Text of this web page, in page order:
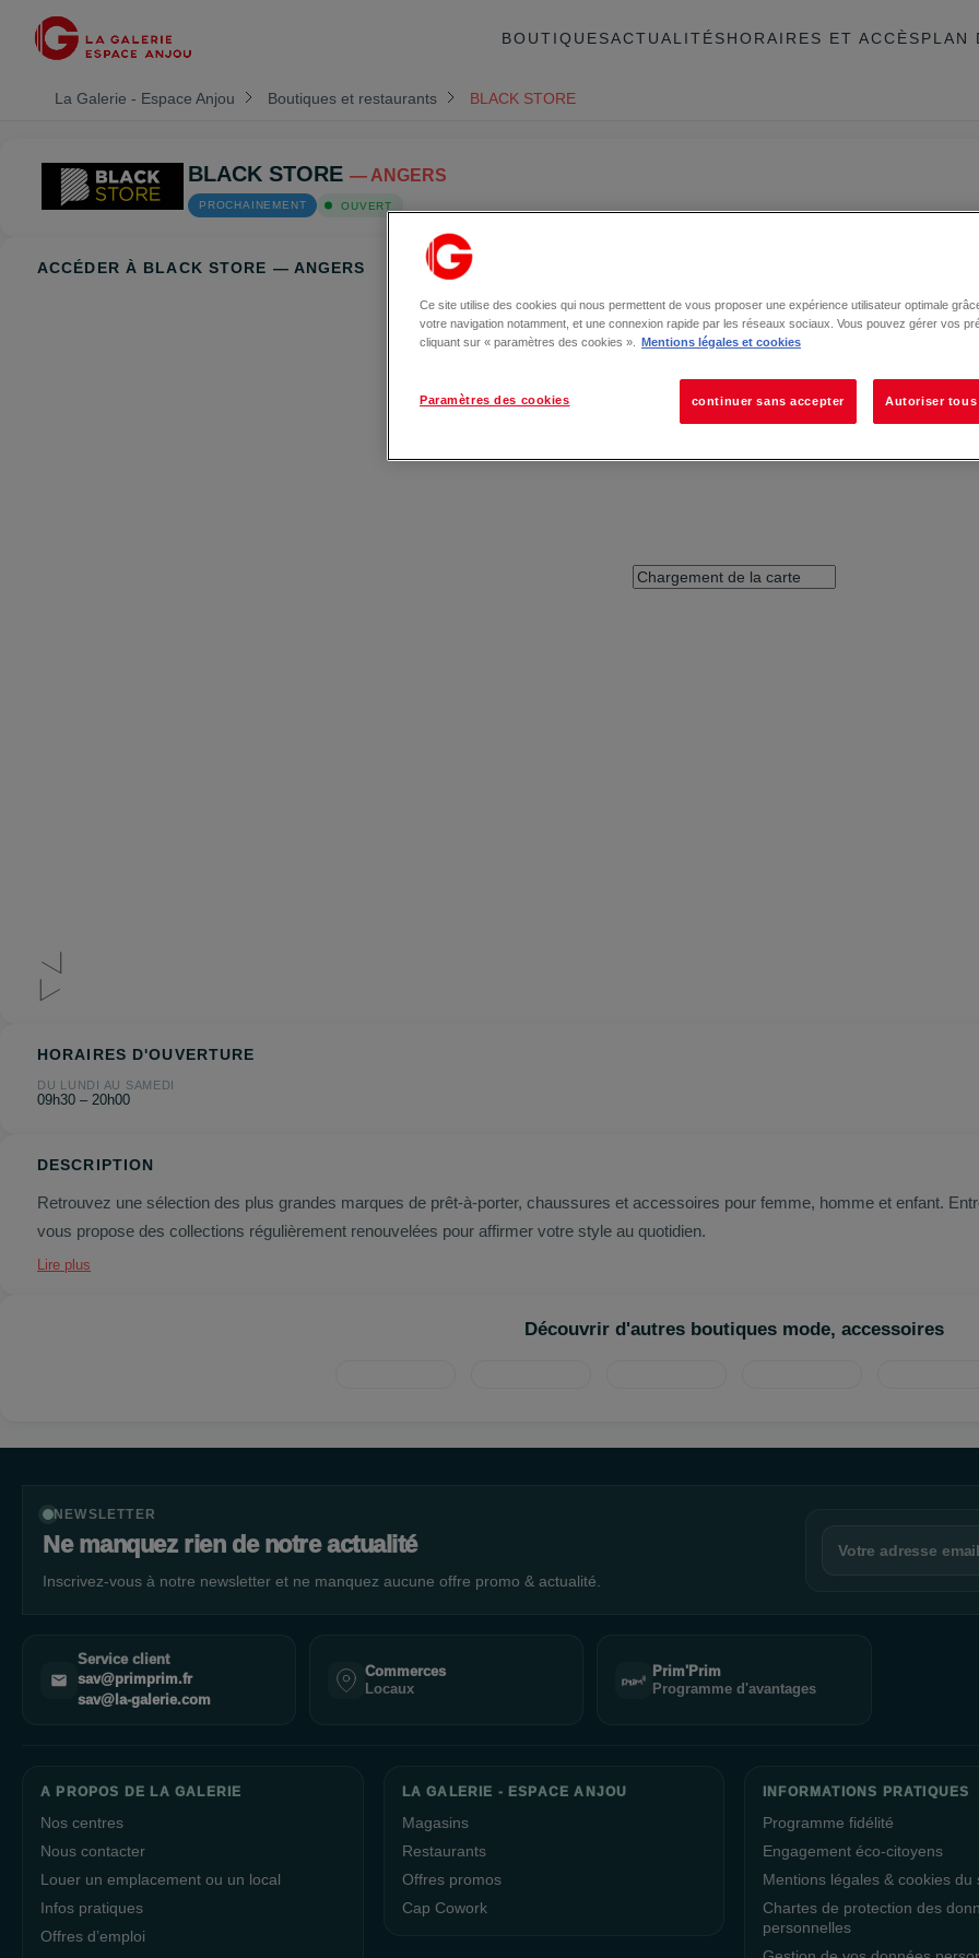
BOUTIQUESACTUALITÉSHORAIRES ET ACCÈSPLAN
La Galerie - Espace Anjou Boutiques et restaurants BLACK STORE
BLACK STORE — ANGERS
PROCHAINEMENT OUVERT
ACCÉDER À BLACK STORE — ANGERS
HORAIRES D'OUVERTURE
DU LUNDI AU SAMEDI
09h30 – 20h00
DESCRIPTION
Retrouvez une sélection des plus grandes marques de prêt-à-porter, chaussures et accessoires pour femme, homme et enfant.
vous propose des collections régulièrement renouvelées pour affirmer votre style au quotidien.
Lire plus
Découvrir d'autres boutiques mode, accessoires
NEWSLETTER
Ne manquez rien de notre actualité
Inscrivez-vous à notre newsletter et ne manquez aucune offre promo & actualité.
Service client
sav@primprim.fr
sav@la-galerie.com
Commerces
Locaux
Prim'Prim
Programme d'avantages
A PROPOS DE LA GALERIE
Nos centres
Nous contacter
Louer un emplacement ou un local
Infos pratiques
Offres d’emploi
LA GALERIE - ESPACE ANJOU
Magasins
Restaurants
Offres promos
Cap Cowork
INFORMATIONS PRATIQUES
Programme fidélité
Engagement éco-citoyens
Mentions légales & cookies du
Chartes de protection des
personnelles
Ce site utilise des cookies qui nous permettent de vous proposer une expérience utilisateur optimale
votre navigation notamment, et une connexion rapide par les réseaux sociaux. Vous pouvez gérer vos
cliquant sur « paramètres des cookies ».
Mentions légales et cookies
Paramètres des cookies continuer sans accepter Autoriser